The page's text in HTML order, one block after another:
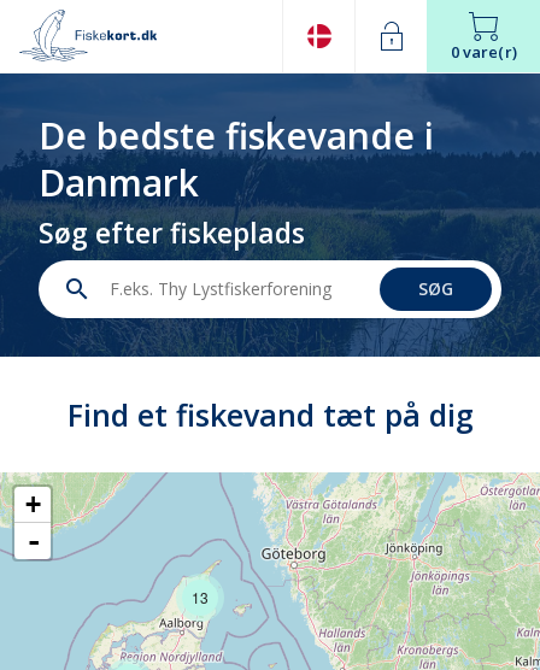
0 vare(r)
De bedste fiskevande i
Danmark
Søg efter fiskeplads
search SØG
Find et fiskevand tæt på dig
13
+
-